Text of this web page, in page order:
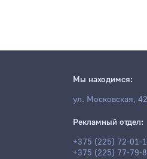
Мы находимся:
ул. Московская,